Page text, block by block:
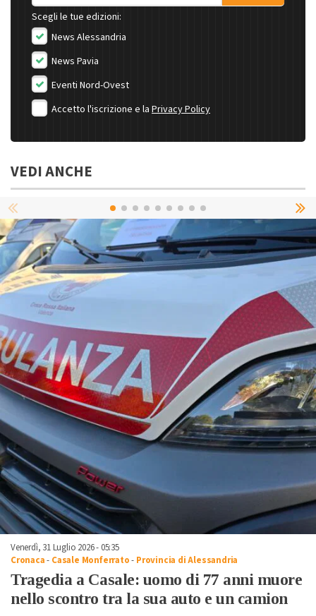
Scegli le tue edizioni:
News Alessandria
News Pavia
Eventi Nord-Ovest
Accetto l'iscrizione e la Privacy Policy
VEDI ANCHE
Venerdì, 31 Luglio 2026 - 05:35
Cronaca- Casale Monferrato- Provincia di Alessandria
Tragedia a Casale: uomo di 77 anni muore
nello scontro tra la sua auto e un camion